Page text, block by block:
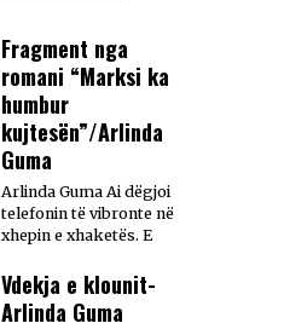
Fragment nga
romani “Marksi ka
humbur
kujtesën”/Arlinda
Guma
Arlinda Guma Ai dëgjoi
telefonin të vibronte në
xhepin e xhaketës. E
Vdekja e klounit-
Arlinda Guma